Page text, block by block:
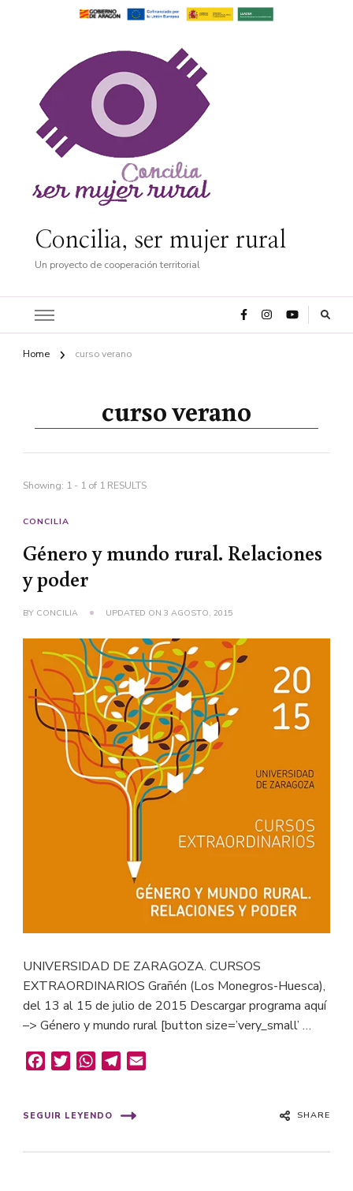
Concilia, ser mujer rural
Un proyecto de cooperación territorial
Home curso verano
curso verano
Showing: 1 - 1 of 1 RESULTS
CONCILIA
Género y mundo rural. Relaciones
y poder
BY CONCILIA UPDATED ON 3 AGOSTO, 2015
UNIVERSIDAD DE ZARAGOZA. CURSOS
EXTRAORDINARIOS Grañén (Los Monegros-Huesca),
del 13 al 15 de julio de 2015 Descargar programa aquí
–> Género y mundo rural [button size=’very_small’ …
FacebookTwitterWhatsAppTelegram
SEGUIR LEYENDO SHARE